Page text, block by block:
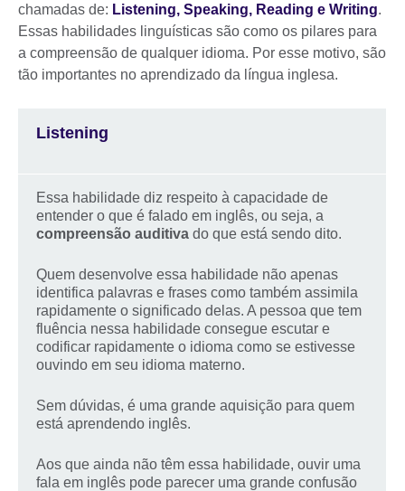
chamadas de: Listening, Speaking, Reading e Writing.
Essas habilidades linguísticas são como os pilares para
a compreensão de qualquer idioma. Por esse motivo, são
tão importantes no aprendizado da língua inglesa.
Listening
Essa habilidade diz respeito à capacidade de
entender o que é falado em inglês, ou seja, a
compreensão auditiva do que está sendo dito.
Quem desenvolve essa habilidade não apenas
identifica palavras e frases como também assimila
rapidamente o significado delas. A pessoa que tem
fluência nessa habilidade consegue escutar e
codificar rapidamente o idioma como se estivesse
ouvindo em seu idioma materno.
Sem dúvidas, é uma grande aquisição para quem
está aprendendo inglês.
Aos que ainda não têm essa habilidade, ouvir uma
fala em inglês pode parecer uma grande confusão